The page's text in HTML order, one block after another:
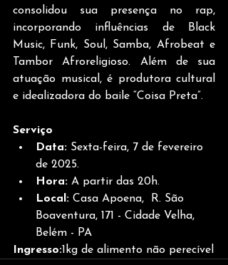
consolidou sua presença no rap,
incorporando influências de Black
Music, Funk, Soul, Samba, Afrobeat e
Tambor Afroreligioso. Além de sua
atuação musical, é produtora cultural
e idealizadora do baile “Coisa Preta”.
Serviço
Data: Sexta-feira, 7 de fevereiro
de 2025.
Hora: A partir das 20h.
Local: Casa Apoena,  R. São
Boaventura, 171 - Cidade Velha,
Belém - PA
Ingresso:1kg de alimento não perecível